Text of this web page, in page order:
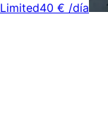
Limited40 € /día